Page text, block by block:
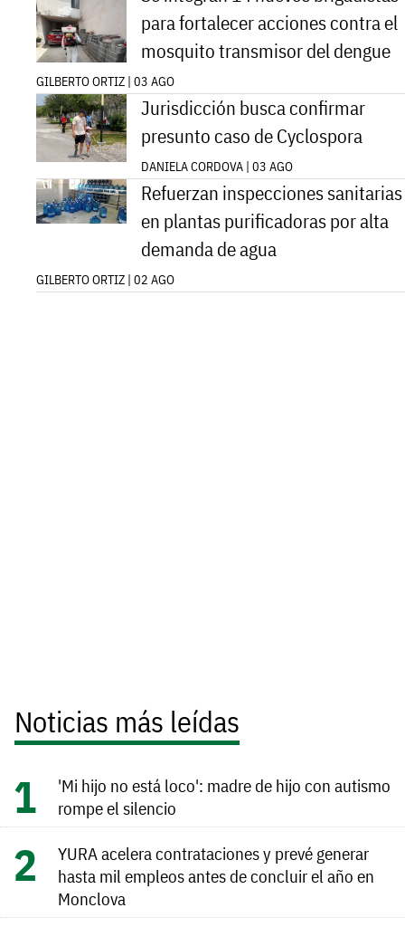
para fortalecer acciones contra el
mosquito transmisor del dengue
GILBERTO ORTIZ | 03 AGO
Jurisdicción busca confirmar
presunto caso de Cyclospora
DANIELA CORDOVA | 03 AGO
Refuerzan inspecciones sanitarias
en plantas purificadoras por alta
demanda de agua
GILBERTO ORTIZ | 02 AGO
Noticias más leídas
'Mi hijo no está loco': madre de hijo con autismo
rompe el silencio
YURA acelera contrataciones y prevé generar
hasta mil empleos antes de concluir el año en
Monclova